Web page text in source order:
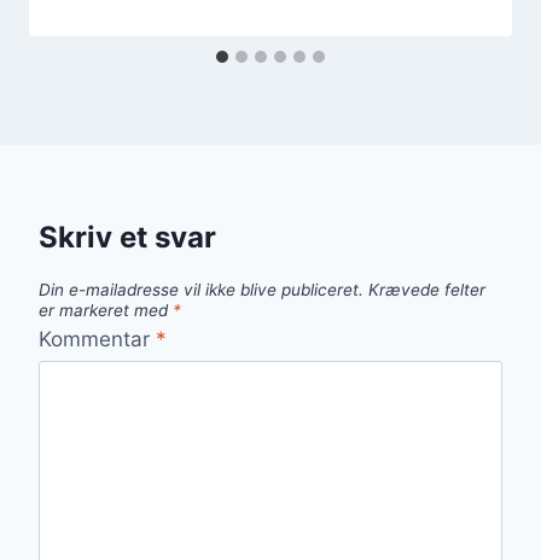
Skriv et svar
Din e-mailadresse vil ikke blive publiceret. Krævede felter
er markeret med *
Kommentar *